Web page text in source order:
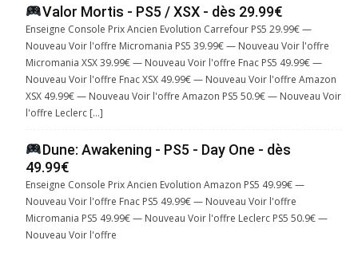
Valor Mortis - PS5 / XSX - dès 29.99€
Enseigne Console Prix Ancien Evolution Carrefour PS5 29.99€ —
Nouveau Voir l'offre Micromania PS5 39.99€ — Nouveau Voir l'offre
Micromania XSX 39.99€ — Nouveau Voir l'offre Fnac PS5 49.99€ —
Nouveau Voir l'offre Fnac XSX 49.99€ — Nouveau Voir l'offre Amazon
XSX 49.99€ — Nouveau Voir l'offre Amazon PS5 50.9€ — Nouveau Voir
l'offre Leclerc […]
Dune: Awakening - PS5 - Day One - dès
49.99€
Enseigne Console Prix Ancien Evolution Amazon PS5 49.99€ —
Nouveau Voir l'offre Fnac PS5 49.99€ — Nouveau Voir l'offre
Micromania PS5 49.99€ — Nouveau Voir l'offre Leclerc PS5 50.9€ —
Nouveau Voir l'offre